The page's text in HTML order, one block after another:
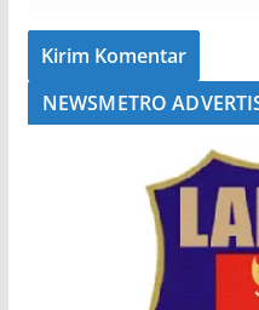
NEWSMETRO